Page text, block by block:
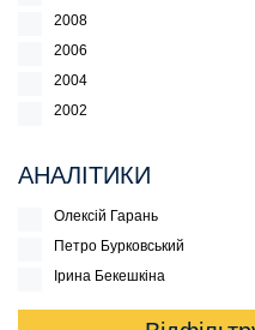
2008
2006
2004
2002
АНАЛІТИКИ
Олексій Гарань
Петро Бурковський
Ірина Бекешкіна